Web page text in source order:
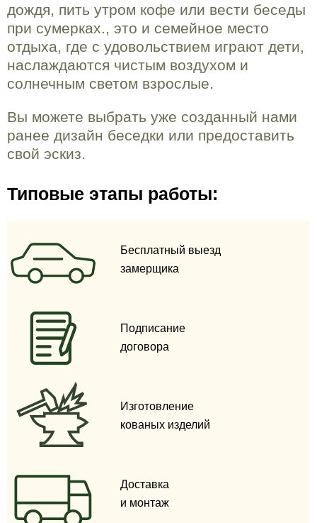
дождя, пить утром кофе или вести беседы
при сумерках., это и семейное место
отдыха, где с удовольствием играют дети,
наслаждаются чистым воздухом и
солнечным светом взрослые.
Вы можете выбрать уже созданный нами
ранее дизайн беседки или предоставить
свой эскиз.
Типовые этапы работы:
Бесплатный выезд
замерщика
Подписание
договора
Изготовление
кованых изделий
Доставка
и монтаж